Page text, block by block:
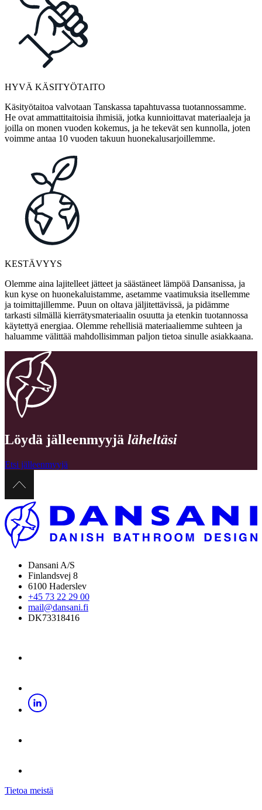
HYVÄ KÄSITYÖTAITO
Käsityötaitoa valvotaan Tanskassa tapahtuvassa tuotannossamme.
He ovat ammattitaitoisia ihmisiä, jotka kunnioittavat materiaaleja ja
joilla on monen vuoden kokemus, ja he tekevät sen kunnolla, joten
voimme antaa 10 vuoden takuun huonekalusarjoillemme.
KESTÄVYYS
Olemme aina lajitelleet jätteet ja säästäneet lämpöä Dansanissa, ja
kun kyse on huonekaluistamme, asetamme vaatimuksia itsellemme
ja toimittajillemme. Puun on oltava jäljitettävissä, ja pidämme
tarkasti silmällä kierrätysmateriaalin osuutta ja etenkin tuotannossa
käytettyä energiaa. Olemme rehellisiä materiaaliemme suhteen ja
haluamme välittää mahdollisimman paljon tietoa sinulle asiakkaana.
Löydä jälleenmyyjä läheltäsi
Etsi jälleenmyyjä
Dansani A/S
Finlandsvej 8
6100 Haderslev
+45 73 22 29 00
mail@dansani.fi
DK73318416
Tietoa meistä